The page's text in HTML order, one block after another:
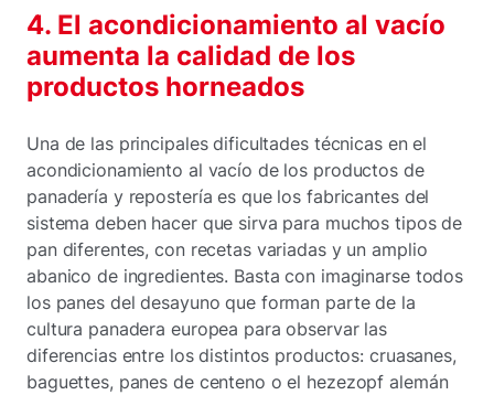
4. El acondicionamiento al vacío
aumenta la calidad de los
productos horneados
Una de las principales dificultades técnicas en el
acondicionamiento al vacío de los productos de
panadería y repostería es que los fabricantes del
sistema deben hacer que sirva para muchos tipos de
pan diferentes, con recetas variadas y un amplio
abanico de ingredientes. Basta con imaginarse todos
los panes del desayuno que forman parte de la
cultura panadera europea para observar las
diferencias entre los distintos productos: cruasanes,
baguettes, panes de centeno o el hezezopf alemán